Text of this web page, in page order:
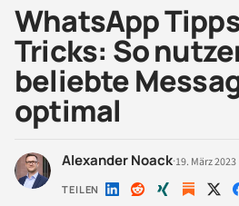
WhatsApp
Tricks: So
beliebte
optimal
Alexander Noack·19. März 2023
TEILEN Auf Auf Auf Auf